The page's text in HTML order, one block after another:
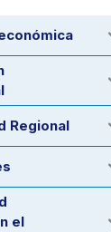
Regional
el